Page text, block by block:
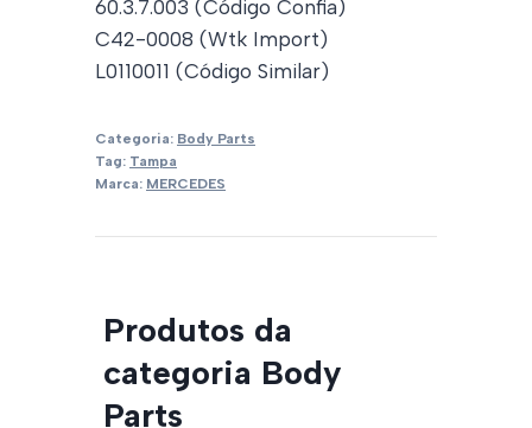
60.3.7.003 (Código Confia)
C42-0008 (Wtk Import)
L0110011 (Código Similar)
Categoria: Body Parts
Tag: Tampa
Marca: MERCEDES
Produtos da
categoria Body
Parts